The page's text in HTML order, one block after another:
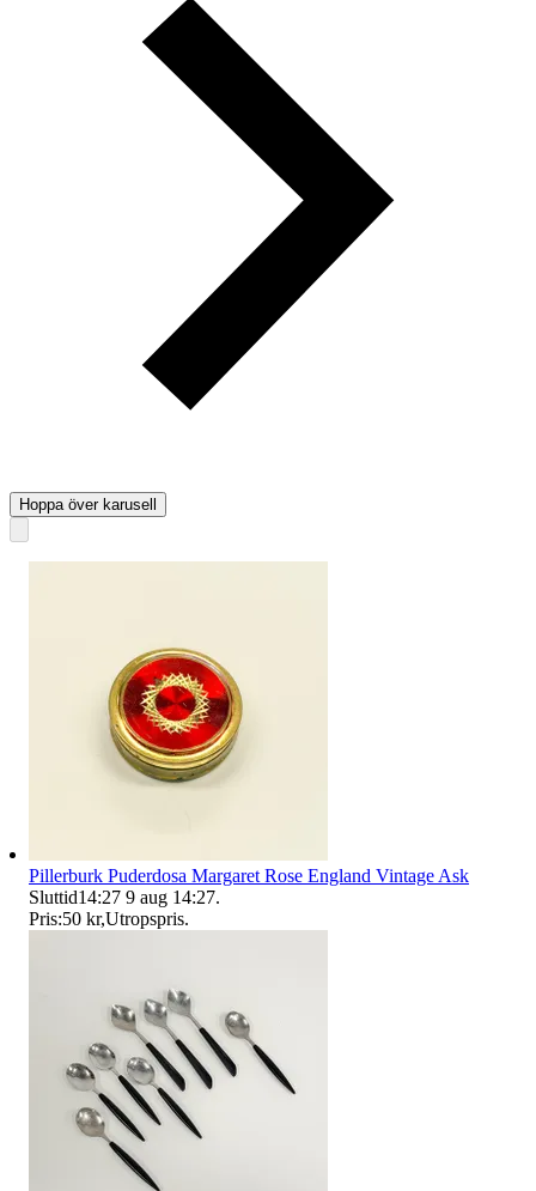
Hoppa över karusell
Pillerburk Puderdosa Margaret Rose England Vintage Ask
Sluttid14:27 9 aug 14:27.
Pris:50 kr,Utropspris.